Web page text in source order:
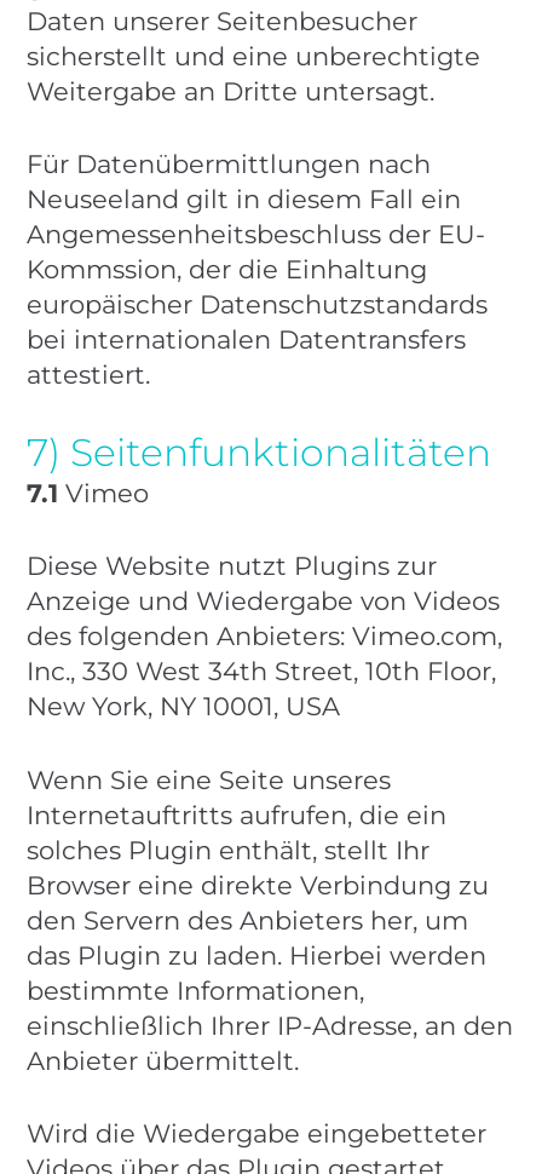
Daten unserer Seitenbesucher
sicherstellt und eine unberechtigte
Weitergabe an Dritte untersagt.
Für Datenübermittlungen nach
Neuseeland gilt in diesem Fall ein
Angemessenheitsbeschluss der EU-
Kommssion, der die Einhaltung
europäischer Datenschutzstandards
bei internationalen Datentransfers
attestiert.
7) Seitenfunktionalitäten
7.1 Vimeo
Diese Website nutzt Plugins zur
Anzeige und Wiedergabe von Videos
des folgenden Anbieters: Vimeo.com,
Inc., 330 West 34th Street, 10th Floor,
New York, NY 10001, USA
Wenn Sie eine Seite unseres
Internetauftritts aufrufen, die ein
solches Plugin enthält, stellt Ihr
Browser eine direkte Verbindung zu
den Servern des Anbieters her, um
das Plugin zu laden. Hierbei werden
bestimmte Informationen,
einschließlich Ihrer IP-Adresse, an den
Anbieter übermittelt.
Wird die Wiedergabe eingebetteter